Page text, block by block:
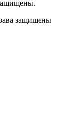
защищены